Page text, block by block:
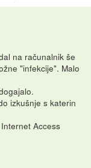
na računalnik še
"infekcije". Malo
izkušnje s katerin
Access